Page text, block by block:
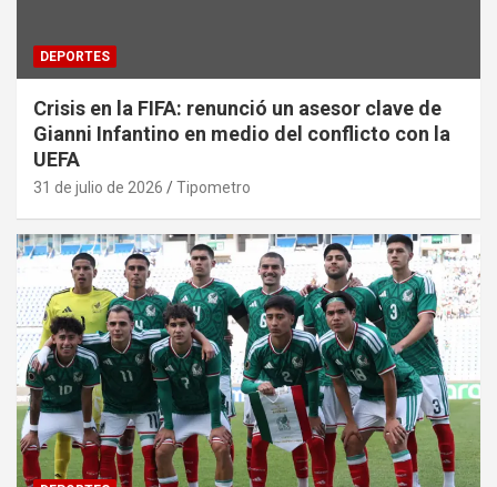
DEPORTES
Crisis en la FIFA: renunció un asesor clave de
Gianni Infantino en medio del conflicto con la
UEFA
31 de julio de 2026 Tipometro